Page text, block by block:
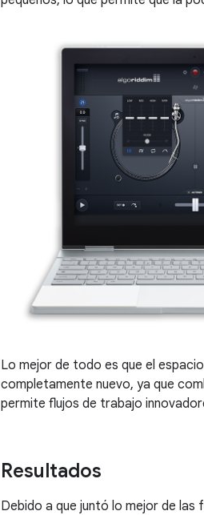
Lo mejor de todo es que el
completamente nuevo, ya que
permite flujos de trabajo
Resultados
Debido a que juntó lo mejor de